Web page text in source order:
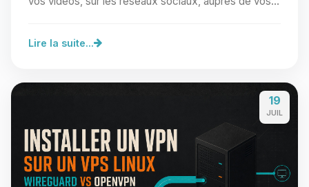
Lire la suite...
19
JUIL